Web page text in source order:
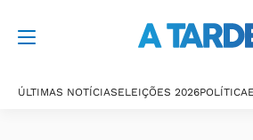
ÚLTIMAS NOTÍCIASELEIÇÕES 2026POLÍTICA